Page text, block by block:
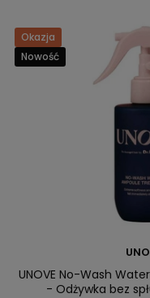
Okazja
Nowość
UNOVE No-Wash
- Odżywka bez